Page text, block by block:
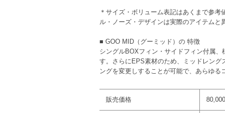
＊サイズ・ボリューム表記はあくまで参
ル・ノーズ・デザインは実際のアイテムと
■ GOO MID（グーミッド）の 特徴
シングルBOXフィン・サイドフィン付属
す。さらにEPS素材のため、ミッドレング
ングを変更しすることが可能で、あらゆる
販売価格